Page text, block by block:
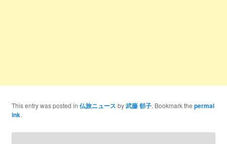
This entry was posted in 仏旅ニュース by武藤 郁子. Bookmark the permal
ink.